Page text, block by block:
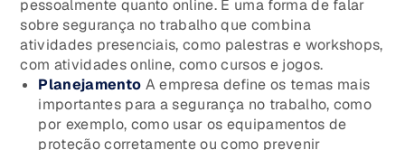
pessoalmente quanto online. É uma forma de falar
sobre segurança no trabalho que combina
atividades presenciais, como palestras e workshops,
com atividades online, como cursos e jogos.
Planejamento A empresa define os temas mais
importantes para a segurança no trabalho, como
por exemplo, como usar os equipamentos de
proteção corretamente ou como prevenir